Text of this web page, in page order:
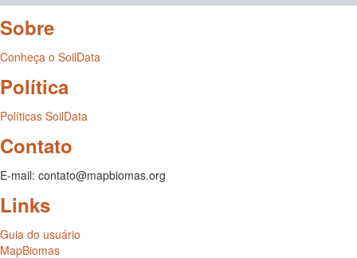
Sobre
Conheça o SoilData
Política
Políticas SoilData
Contato
E-mail: contato@mapbiomas.org
Links
Guia do usuário
MapBiomas